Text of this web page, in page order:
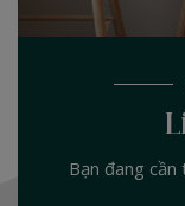
Bạn đang